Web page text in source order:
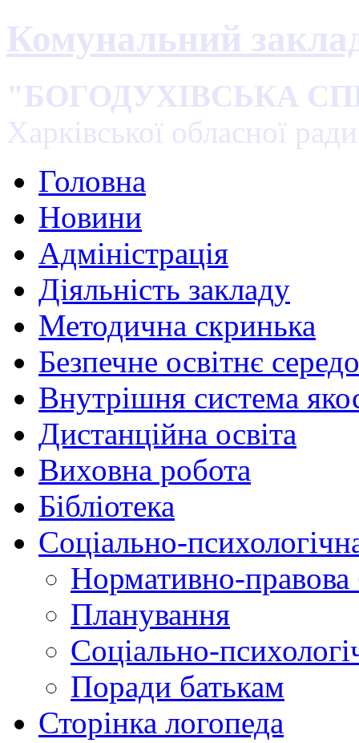
Комунальний
"БОГОДУХІВСЬКА
Харківської обласної ради
Головна
Новини
Адміністрація
Діяльність закладу
Методична скринька
Безпечне освітнє
Внутрішня система
Дистанційна освіта
Виховна робота
Бібліотека
Соціально-
Нормативно-правова
Планування
Соціально-
Поради батькам
Сторінка логопеда